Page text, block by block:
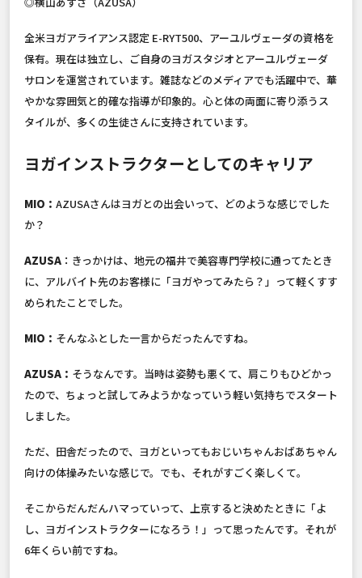
全米ヨガアライアンス認定 E-RYT500、アーユルヴェーダの資格を
保有。現在は独立し、ご自身のヨガスタジオとアーユルヴェーダ
サロンを運営されています。雑誌などのメディアでも活躍中で、華
やかな雰囲気と的確な指導が印象的。心と体の両面に寄り添うス
タイルが、多くの生徒さんに支持されています。
ヨガインストラクターとしてのキャリア
MIO： AZUSAさんはヨガとの出会いって、どのような感じでした
か？
AZUSA ：きっかけは、地元の福井で美容専門学校に通ってたとき
に、アルバイト先のお客様に「ヨガやってみたら？」って軽くすす
められたことでした。
MIO： そんなふとした一言からだったんですね。
AZUSA： そうなんです。当時は姿勢も悪くて、肩こりもひどかっ
たので、ちょっと試してみようかなっていう軽い気持ちでスタート
しました。
ただ、田舎だったので、ヨガといってもおじいちゃんおばあちゃん
向けの体操みたいな感じで。でも、それがすごく楽しくて。
そこからだんだんハマっていって、上京すると決めたときに「よ
し、ヨガインストラクターになろう！」って思ったんです。それが
6年くらい前ですね。